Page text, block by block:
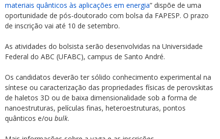
materiais quânticos às aplicações em energia” dispõe de uma
oportunidade de pós-doutorado com bolsa da FAPESP. O prazo
de inscrição vai até 10 de setembro.
As atividades do bolsista serão desenvolvidas na Universidade
Federal do ABC (UFABC), campus de Santo André.
Os candidatos deverão ter sólido conhecimento experimental na
síntese ou caracterização das propriedades físicas de perovskitas
de haletos 3D ou de baixa dimensionalidade sob a forma de
nanoestruturas, películas finas, heteroestruturas, pontos
quânticos e/ou bulk.